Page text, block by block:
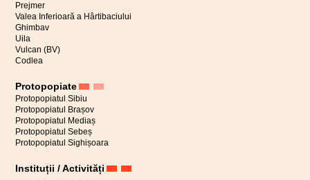
Prejmer
Valea Inferioară a Hârtibaciului
Ghimbav
Uila
Vulcan (BV)
Codlea
Protopopiate
Protopopiatul Sibiu
Protopopiatul Brașov
Protopopiatul Mediaș
Protopopiatul Sebeș
Protopopiatul Sighișoara
Instituții / Activități